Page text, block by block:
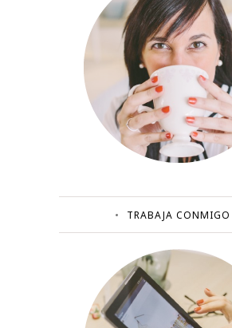
TRABAJA CONMIGO